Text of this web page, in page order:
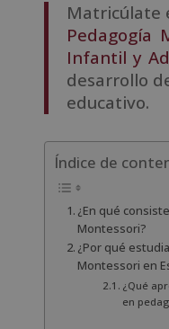
Matricúlate
Pedagogía
Infantil y
desarrollo
educativo.
Índice de
¿En qué
Montessori?
¿Por qué
Montessori en
¿Qué
en